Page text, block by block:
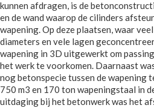
kunnen afdragen, is de
en de wand waarop de cilinders
wapening. Op deze plaatsen, waar
diameters en vele lagen
wapening in 3D uitgewerkt om
het werk te voorkomen. Daarnaast
nog betonspecie tussen de wapening
750 m3 en 170 ton wapeningstaal in
uitdaging bij het betonwerk was het